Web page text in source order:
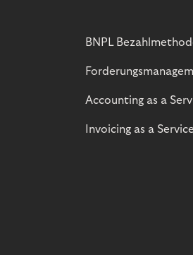
BNPL
Accounting as a
Invoicing as a Service